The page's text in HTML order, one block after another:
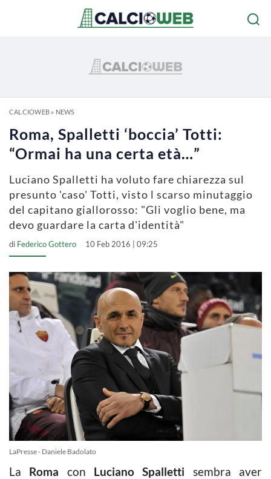
CALCIOWEB» NEWS
Roma, Spalletti ‘boccia’ Totti:
“Ormai ha una certa età…”
Luciano Spalletti ha voluto fare chiarezza sul
presunto 'caso' Totti, visto l scarso minutaggio
del capitano giallorosso: "Gli voglio bene, ma
devo guardare la carta d'identità"
di Federico Gottero 10 Feb 2016 | 09:25
LaPresse - Daniele Badolato
La Roma con Luciano Spalletti sembra aver